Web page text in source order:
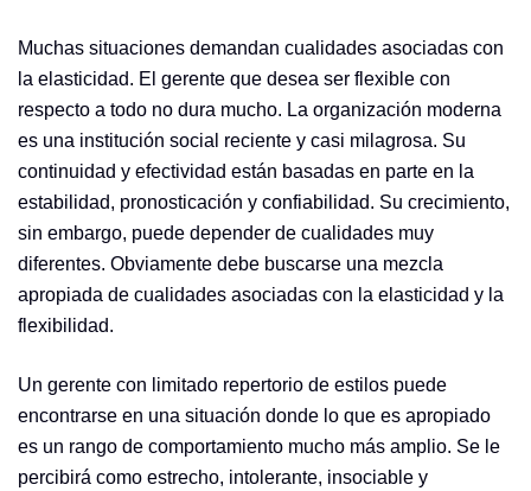
Muchas situaciones demandan cualidades asociadas con
la elasticidad. El gerente que desea ser flexible con
respecto a todo no dura mucho. La organización moderna
es una institución social reciente y casi milagrosa. Su
continuidad y efectividad están basadas en parte en la
estabilidad, pronosticación y confiabilidad. Su crecimiento,
sin embargo, puede depender de cualidades muy
diferentes. Obviamente debe buscarse una mezcla
apropiada de cualidades asociadas con la elasticidad y la
flexibilidad.
Un gerente con limitado repertorio de estilos puede
encontrarse en una situación donde lo que es apropiado
es un rango de comportamiento mucho más amplio. Se le
percibirá como estrecho, intolerante, insociable y